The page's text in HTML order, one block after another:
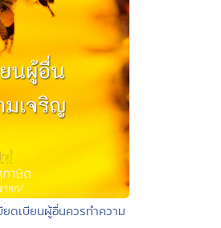
ดเบียนผู้อื่นควรทำความ